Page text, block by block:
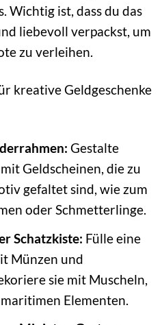
Wichtig ist, dass du das
liebevoll verpackst, um
zu verleihen.
kreative Geldgeschenke
Gestalte
Geldscheinen, die zu
gefaltet sind, wie zum
oder Schmetterlinge.
Schatzkiste: Fülle eine
Münzen und
sie mit Muscheln,
Elementen.